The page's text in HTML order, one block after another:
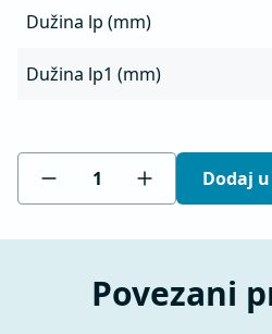
Dužina lp (mm)
Dužina lp1 (mm)
Dodaj
Povezani